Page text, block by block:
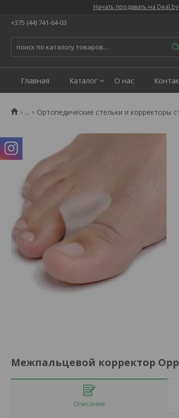
Начать продавать на Deal.by
+375 (44) 741-64-03
Главная Каталог О нас
... Ортопедические стельки и корректоры
Межпальцевой корректор
Описание